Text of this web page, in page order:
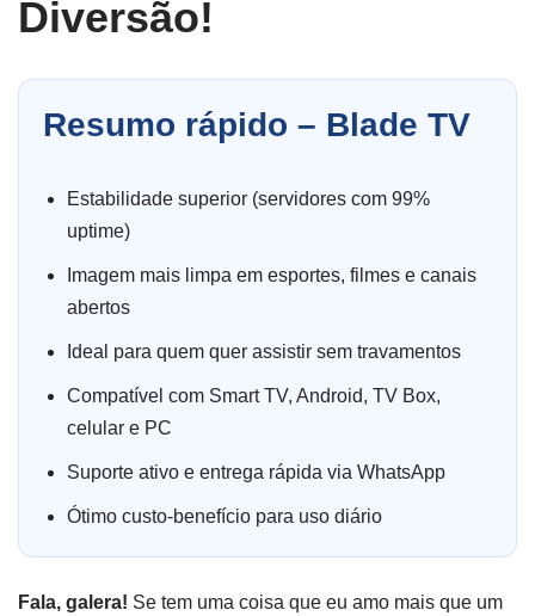
Diversão!
Resumo rápido – Blade TV
Estabilidade superior (servidores com 99%
uptime)
Imagem mais limpa em esportes, filmes e canais
abertos
Ideal para quem quer assistir sem travamentos
Compatível com Smart TV, Android, TV Box,
celular e PC
Suporte ativo e entrega rápida via WhatsApp
Ótimo custo-benefício para uso diário
Fala, galera! Se tem uma coisa que eu amo mais que um